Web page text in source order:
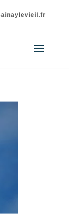
ainaylevieil.fr